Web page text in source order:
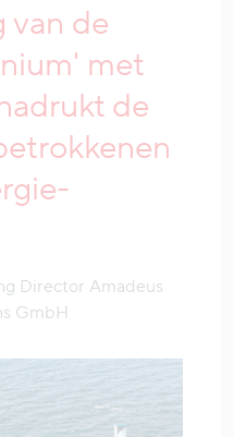
van de
met
de
Director Amadeus
GmbH